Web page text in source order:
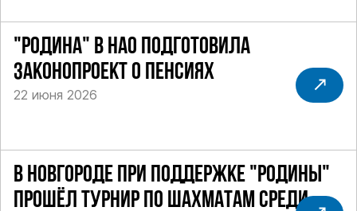
"РОДИНА" В НАО ПОДГОТОВИЛА
ЗАКОНОПРОЕКТ О ПЕНСИЯХ
22 июня 2026
В НОВГОРОДЕ ПРИ ПОДДЕРЖКЕ "РОДИНЫ"
ПРОШЁЛ ТУРНИР ПО ШАХМАТАМ СРЕДИ